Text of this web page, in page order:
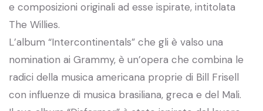
e composizioni originali ad esse ispirate, intitolata
The Willies.
L’album “Intercontinentals” che gli è valso una
nomination ai Grammy, è un’opera che combina le
radici della musica americana proprie di Bill Frisell
con influenze di musica brasiliana, greca e del Mali.